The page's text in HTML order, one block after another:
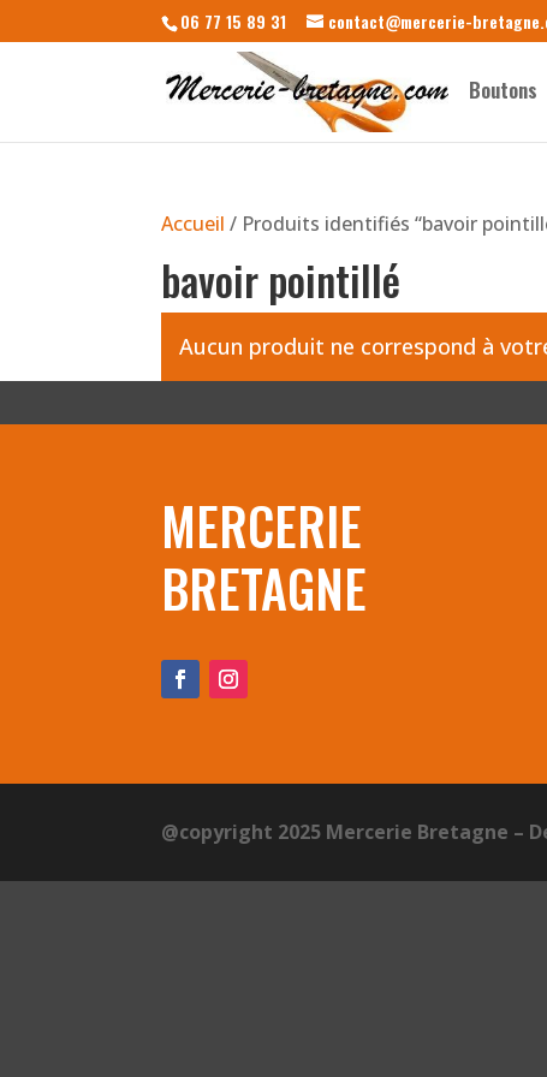
06 77 15 89 31 contact@mercerie-
Boutons
Accueil / Produits identifiés “bavoir
bavoir pointillé
Aucun produit ne correspond à
MERCERIE
BRETAGNE
@copyright 2025 Mercerie Bretagne –